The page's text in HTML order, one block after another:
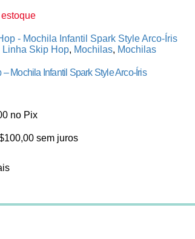
Linha Skip Hop, Mochilas, Mochilas
– Mochila Infantil Spark Style Arco-Íris
no Pix
100,00 sem juros